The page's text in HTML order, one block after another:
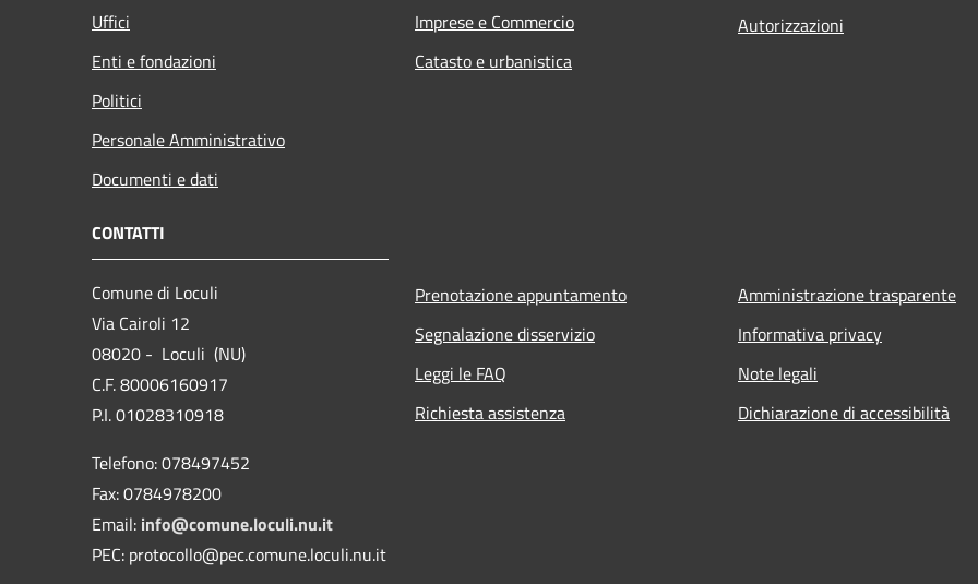
Uffici
Enti e fondazioni
Politici
Personale Amministrativo
Documenti e dati
Imprese e Commercio
Catasto e urbanistica
Autorizzazioni
CONTATTI
Comune di Loculi
Via Cairoli 12
08020 - Loculi (NU)
C.F. 80006160917
P.I. 01028310918
Telefono: 078497452
Fax: 0784978200
Email: info@comune.loculi.nu.it
PEC: protocollo@pec.comune.loculi.nu.it
Prenotazione appuntamento
Segnalazione disservizio
Leggi le FAQ
Richiesta assistenza
Amministrazione trasparente
Informativa privacy
Note legali
Dichiarazione di accessibilità